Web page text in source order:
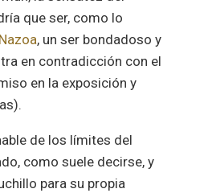
que ser, como lo
, un ser bondadoso y
en contradicción con el
en la exposición y
de los límites del
como suele decirse, y
para su propia